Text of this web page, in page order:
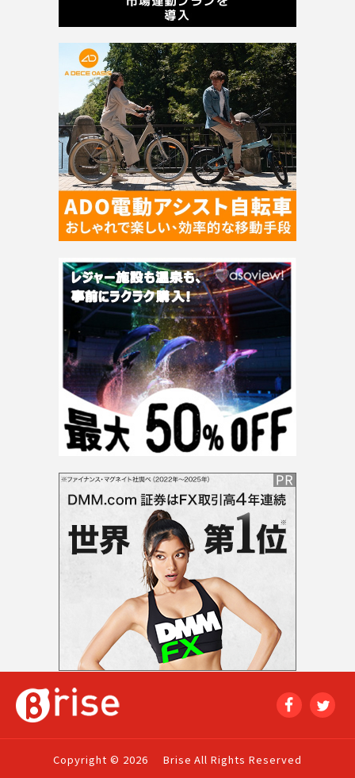
Copyright © 2026 Brise All Rights Reserved